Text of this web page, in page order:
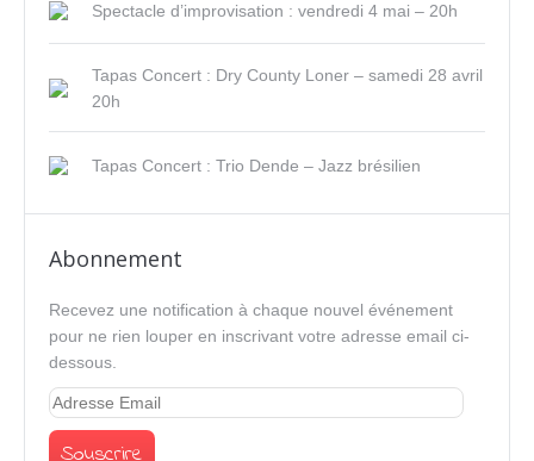
Spectacle d’improvisation : vendredi 4 mai – 20h
Tapas Concert : Dry County Loner – samedi 28 avril
20h
Tapas Concert : Trio Dende – Jazz brésilien
Abonnement
Recevez une notification à chaque nouvel événement
pour ne rien louper en inscrivant votre adresse email ci-
dessous.